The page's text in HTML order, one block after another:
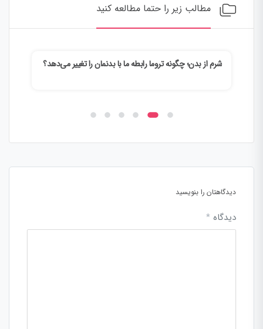
مطالب زیر را حتما مطالعه کنید
شرم از بدن؛ چگونه تروما رابطه ما با بدنمان را تغییر می‌دهد؟
دیدگاهتان را بنویسید
دیدگاه *